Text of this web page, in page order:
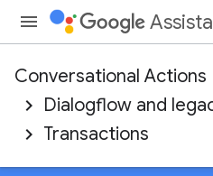
Conversational Actions
Dialogflow and
Transactions